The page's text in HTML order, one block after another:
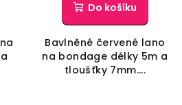
Do košíku
Bavlněné červené lano
na bondage délky 5m a
tloušťky 7mm....